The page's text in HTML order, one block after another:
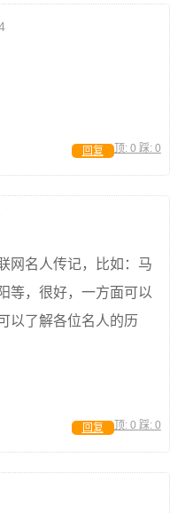
顶: 0 踩: 0
回复
网名人传记，比如：马
等，很好，一方面可以
以了解各位名人的历
顶: 0 踩: 0
回复